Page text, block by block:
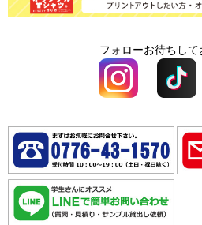
フォローお待ちして